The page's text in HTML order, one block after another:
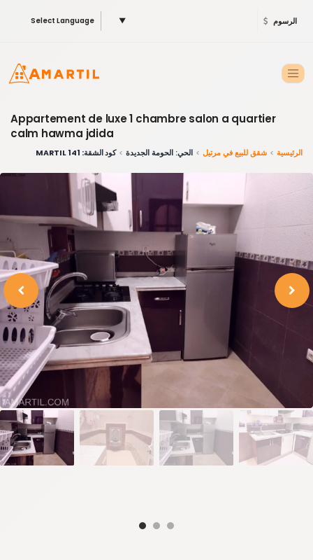
Select Language ▼ الرسوم
Appartement de luxe 1 chambre salon a quartier
calm hawma jdida
الرئيسية شقق للبيع في مرتيل الحي: الحومة الجديدة كود الشقة: 141 MARTIL